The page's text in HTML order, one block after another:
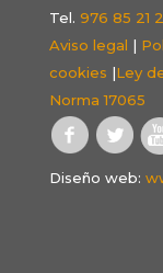
Tel. 976 85 21
Aviso legal |
cookies |Ley
Norma 17065
Diseño web: